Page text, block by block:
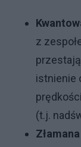
z
istnienie
(t.j.